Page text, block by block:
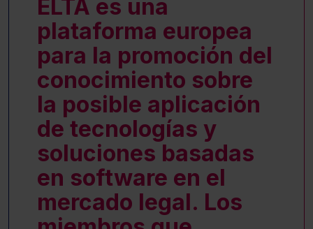
ELTA es una
plataforma europea
para la promoción del
conocimiento sobre
la posible aplicación
de tecnologías y
soluciones basadas
en software en el
mercado legal. Los